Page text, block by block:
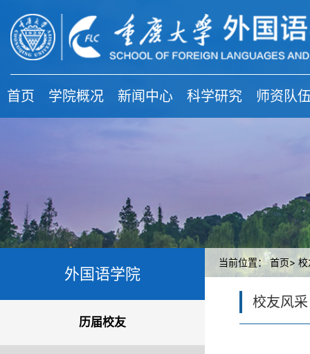
首页 学院概况 新闻中心 科学研究 师资队
外国语学院
历届校友
当前位置： 首页> 校
校友风采